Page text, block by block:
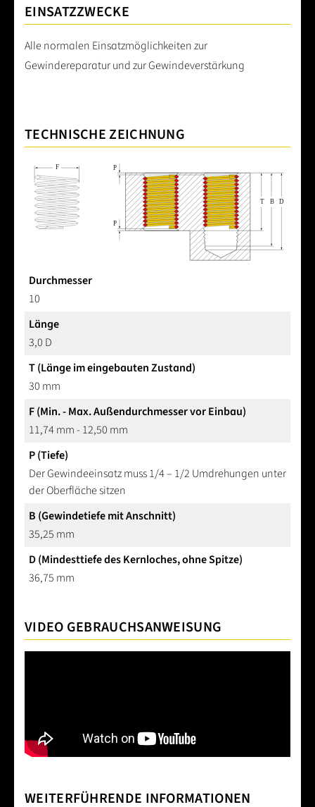
EINSATZZWECKE
Alle normalen Einsatzmöglichkeiten zur
Gewindereparatur und zur Gewindeverstärkung
TECHNISCHE ZEICHNUNG
Durchmesser
10
Länge
3,0 D
T (Länge im eingebauten Zustand)
30 mm
F (Min. - Max. Außendurchmesser vor Einbau)
11,74 mm - 12,50 mm
P (Tiefe)
Der Gewindeeinsatz muss 1/4 – 1/2 Umdrehungen unter
der Oberfläche sitzen
B (Gewindetiefe mit Anschnitt)
35,25 mm
D (Mindesttiefe des Kernloches, ohne Spitze)
36,75 mm
VIDEO GEBRAUCHSANWEISUNG
WEITERFÜHRENDE INFORMATIONEN